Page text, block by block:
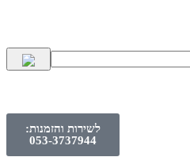
לשירות והזמנות:
053-3737944